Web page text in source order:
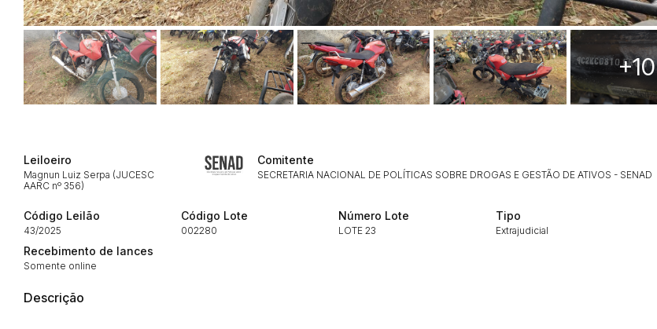
+10
Leiloeiro
Magnun Luiz Serpa (JUCESC
AARC nº 356)
Comitente
SECRETARIA NACIONAL DE POLÍTICAS SOBRE DROGAS E GESTÃO DE ATIVOS - SENAD
Código Leilão
43/2025
Código Lote
002280
Número Lote
LOTE 23
Tipo
Extrajudicial
Recebimento de lances
Somente online
Descrição
Habilite-se para efetuar lances ou propostas